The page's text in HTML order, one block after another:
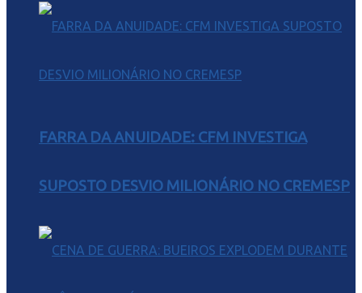
FARRA DA ANUIDADE: CFM INVESTIGA
SUPOSTO DESVIO MILIONÁRIO NO CREMESP